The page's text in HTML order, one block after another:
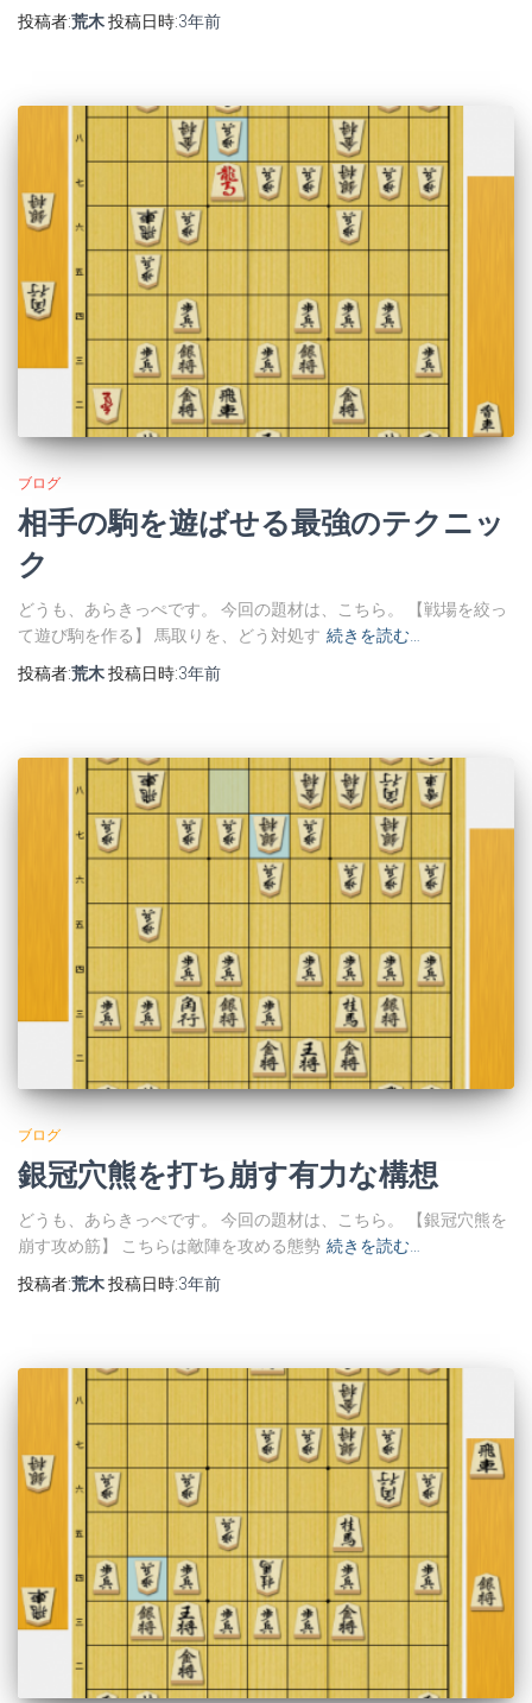
投稿者:荒木投稿日時:3年前
ブログ
相手の駒を遊ばせる最強のテクニッ
ク
どうも、あらきっぺです。 今回の題材は、こちら。 【戦場を絞っ
て遊び駒を作る】 馬取りを、どう対処す 続きを読む…
投稿者:荒木投稿日時:3年前
ブログ
銀冠穴熊を打ち崩す有力な構想
どうも、あらきっぺです。 今回の題材は、こちら。 【銀冠穴熊を
崩す攻め筋】 こちらは敵陣を攻める態勢 続きを読む…
投稿者:荒木投稿日時:3年前